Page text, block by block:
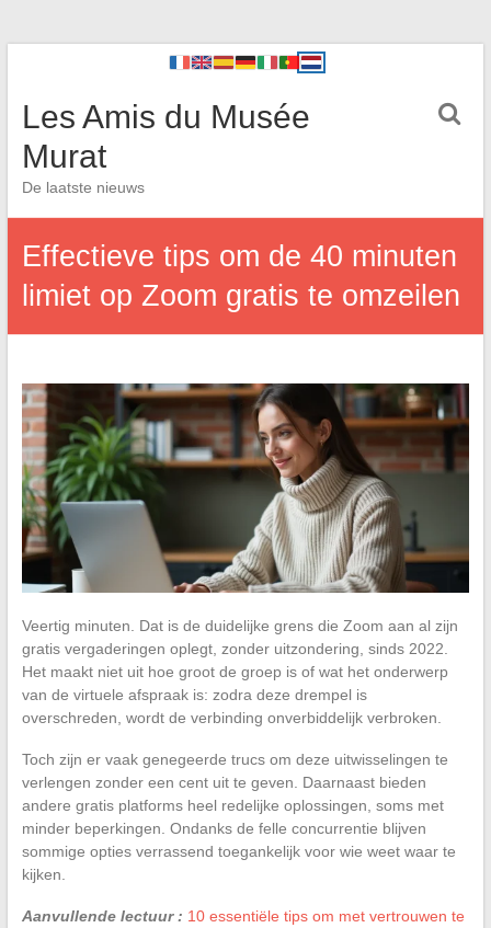
Les Amis du Musée
Murat
De laatste nieuws
Effectieve tips om de 40 minuten
limiet op Zoom gratis te omzeilen
Veertig minuten. Dat is de duidelijke grens die Zoom aan al zijn
gratis vergaderingen oplegt, zonder uitzondering, sinds 2022.
Het maakt niet uit hoe groot de groep is of wat het onderwerp
van de virtuele afspraak is: zodra deze drempel is
overschreden, wordt de verbinding onverbiddelijk verbroken.
Toch zijn er vaak genegeerde trucs om deze uitwisselingen te
verlengen zonder een cent uit te geven. Daarnaast bieden
andere gratis platforms heel redelijke oplossingen, soms met
minder beperkingen. Ondanks de felle concurrentie blijven
sommige opties verrassend toegankelijk voor wie weet waar te
kijken.
Aanvullende lectuur : 10 essentiële tips om met vertrouwen te